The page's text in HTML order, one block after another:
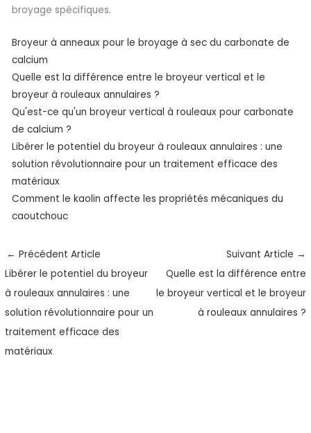
broyage spécifiques.
Broyeur à anneaux pour le broyage à sec du carbonate de
calcium
Quelle est la différence entre le broyeur vertical et le
broyeur à rouleaux annulaires ?
Qu'est-ce qu'un broyeur vertical à rouleaux pour carbonate
de calcium ?
Libérer le potentiel du broyeur à rouleaux annulaires : une
solution révolutionnaire pour un traitement efficace des
matériaux
Comment le kaolin affecte les propriétés mécaniques du
caoutchouc
← Précédent Article
Libérer le potentiel du broyeur
à rouleaux annulaires : une
solution révolutionnaire pour un
traitement efficace des
matériaux
Suivant Article →
Quelle est la différence entre
le broyeur vertical et le broyeur
à rouleaux annulaires ?